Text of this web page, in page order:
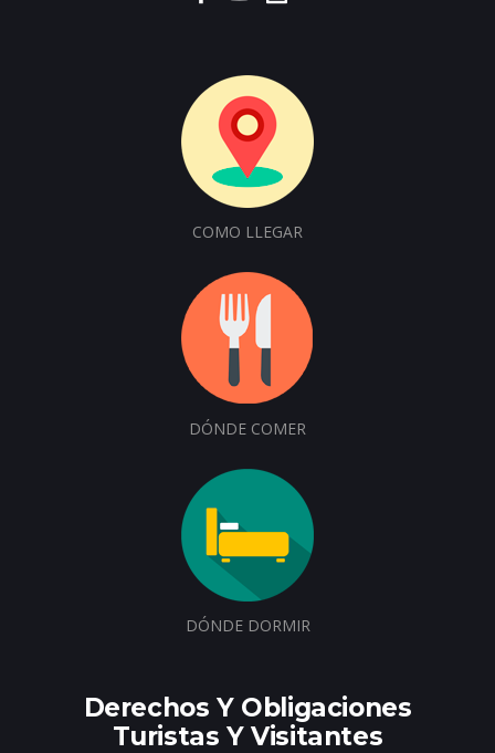
COMO LLEGAR
DÓNDE COMER
DÓNDE DORMIR
Derechos Y Obligaciones
Turistas Y Visitantes